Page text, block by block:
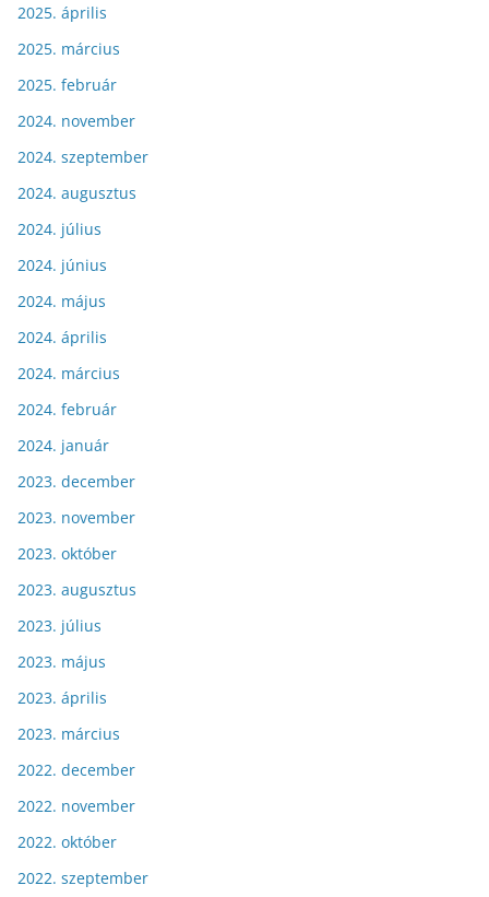
2025. április
2025. március
2025. február
2024. november
2024. szeptember
2024. augusztus
2024. július
2024. június
2024. május
2024. április
2024. március
2024. február
2024. január
2023. december
2023. november
2023. október
2023. augusztus
2023. július
2023. május
2023. április
2023. március
2022. december
2022. november
2022. október
2022. szeptember